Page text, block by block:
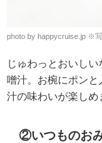
photo by happycruise.jp ※
じゅわっとおいし
噌汁。お椀にポン
汁の味わいが楽しめ
②いつものお